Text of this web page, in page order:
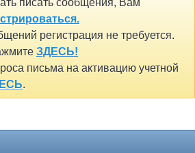
писать сообщения, Вам
регистрация не требуется.
ЗДЕСЬ!
письма на активацию учетной
.